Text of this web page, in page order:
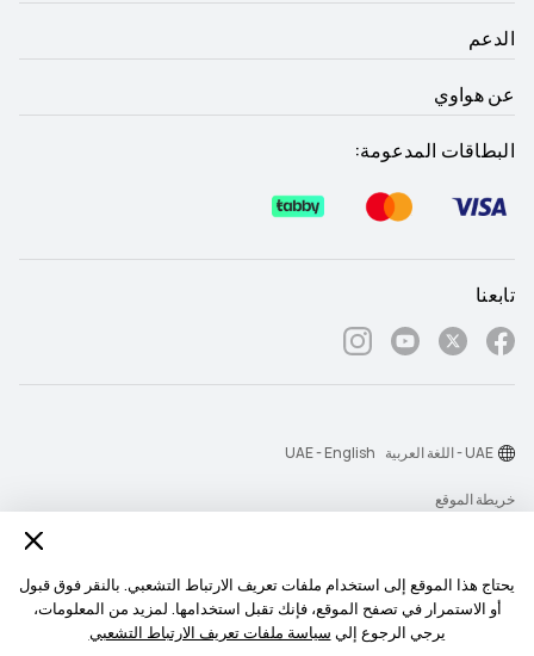
يحتاج هذا الموقع إلى استخدام ملفات تعريف الارتباط التشعبي. بالنقر فوق قبول
أو الاستمرار في تصفح الموقع، فإنك تقبل استخدامها. لمزيد من المعلومات،
يرجي الرجوع إلي سياسة ملفات تعريف الارتباط التشعبي
الدعم
عن هواوي
البطاقات المدعومة:
تابعنا
خريطة الموقع
بيان الخصوصية
الكوكيز
UAE - اللغة العربية UAE - English